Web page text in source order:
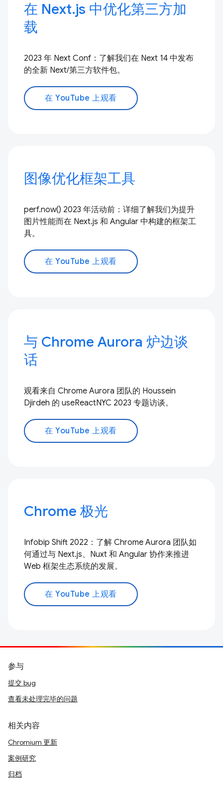
在 Next.js 中优化第三方加
载
2023 年 Next Conf：了解我们在 Next 14 中发布
的全新 Next/第三方软件包。
在 YouTube 上观看
图像优化框架工具
perf.now() 2023 年活动前：详细了解我们为提升
图片性能而在 Next.js 和 Angular 中构建的框架工
具。
在 YouTube 上观看
与 Chrome Aurora 炉边谈
话
观看来自 Chrome Aurora 团队的 Houssein
Djirdeh 的 useReactNYC 2023 专题访谈。
在 YouTube 上观看
Chrome 极光
Infobip Shift 2022：了解 Chrome Aurora 团队如
何通过与 Next.js、Nuxt 和 Angular 协作来推进
Web 框架生态系统的发展。
在 YouTube 上观看
参与
提交 bug
查看未处理完毕的问题
相关内容
Chromium 更新
案例研究
归档